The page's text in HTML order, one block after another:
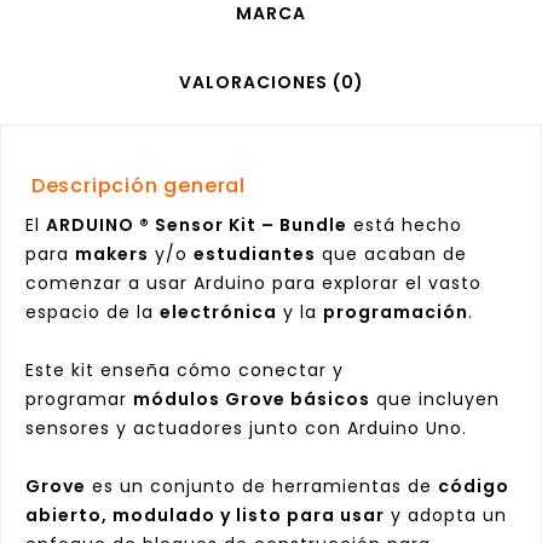
MARCA
VALORACIONES (0)
Descripción general
El ARDUINO ® Sensor Kit – Bundle está hecho
para makers y/o estudiantes que acaban de
comenzar a usar Arduino para explorar el vasto
espacio de la electrónica y la programación.
Este kit enseña cómo conectar y
programar módulos Grove básicos que incluyen
sensores y actuadores junto con Arduino Uno.
Grove es un conjunto de herramientas de código
abierto, modulado y listo para usar y adopta un